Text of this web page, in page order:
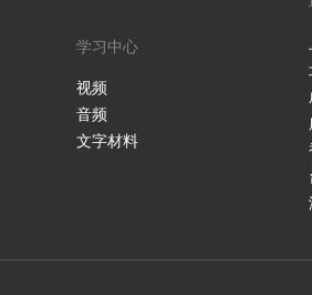
学习中心
视频
音频
文字材料